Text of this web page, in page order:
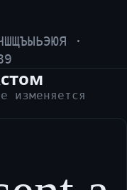
·
изменяется